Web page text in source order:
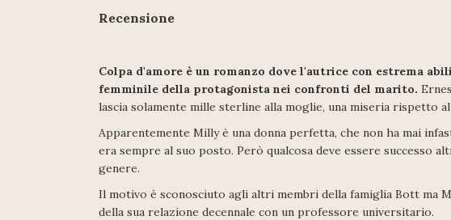
Recensione
Colpa d'amore è un romanzo dove l'autrice con estrema
femminile della protagonista nei confronti del marito.
lascia solamente mille sterline alla moglie, una miseria rispetto
Apparentemente Milly è una donna perfetta, che non ha mai
era sempre al suo posto. Però qualcosa deve essere successo
genere.
Il motivo è sconosciuto agli altri membri della famiglia Bott ma
della sua relazione decennale con un professore universitario.